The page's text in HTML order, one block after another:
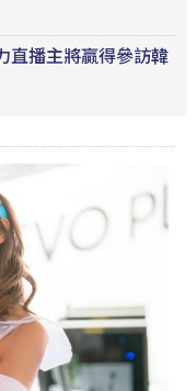
直播主將贏得參訪韓